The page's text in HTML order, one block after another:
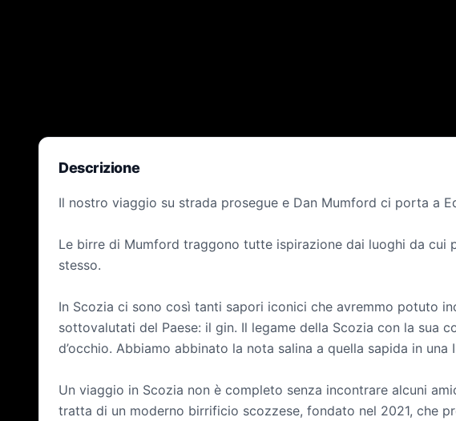
Descrizione
Il nostro viaggio su strada prosegue e Dan Mumford ci porta a
Le birre di Mumford traggono tutte ispirazione dai luoghi da cui
stesso.
In Scozia ci sono così tanti sapori iconici che avremmo potuto
sottovalutati del Paese: il gin. Il legame della Scozia con la sua
d’occhio. Abbiamo abbinato la nota salina a quella sapida in una
Un viaggio in Scozia non è completo senza incontrare alcuni
tratta di un moderno birrificio scozzese, fondato nel 2021, che